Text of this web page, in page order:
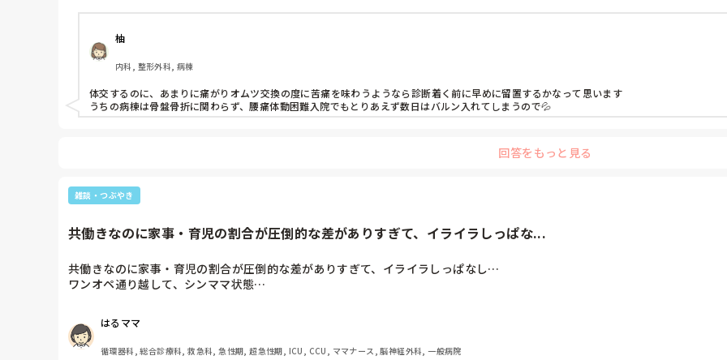
柚
内科, 整形外科, 病棟
体交するのに、あまりに痛がりオムツ交換の度に苦痛を味わうようなら診断着く前に早めに留置するかなって思います
うちの病棟は骨盤骨折に関わらず、腰痛体動困難入院でもとりあえず数日はバルン入れてしまうので💦
回答をもっと見る
雑談・つぶやき
共働きなのに家事・育児の割合が圧倒的な差がありすぎて、イライラしっぱな...
共働きなのに家事・育児の割合が圧倒的な差がありすぎて、イライラしっぱなし…
ワンオペ通り越して、シンママ状態…
はるママ
循環器科, 総合診療科, 救急科, 急性期, 超急性期, ICU, CCU, ママナース, 脳神経外科, 一般病院